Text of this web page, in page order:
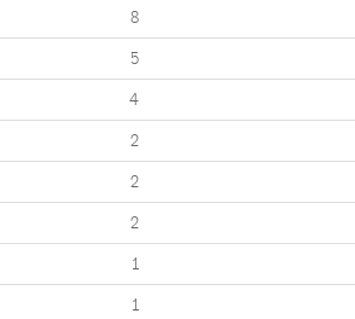
8
5
4
2
2
2
1
1